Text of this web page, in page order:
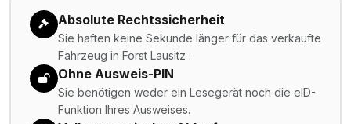
Absolute Rechtssicherheit
Sie haften keine Sekunde länger für das verkaufte
Fahrzeug in Forst Lausitz .
Ohne Ausweis-PIN
Sie benötigen weder ein Lesegerät noch die eID-
Funktion Ihres Ausweises.